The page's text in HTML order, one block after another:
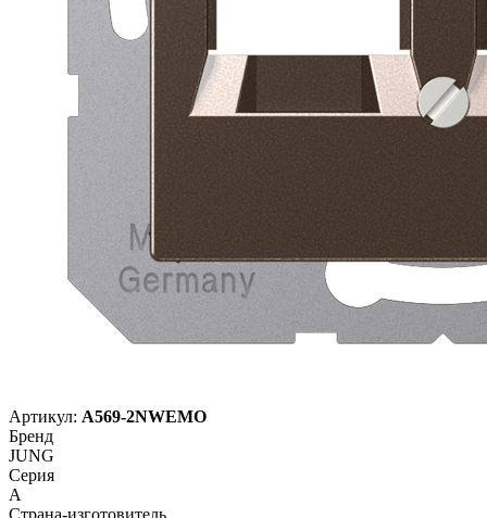
Артикул: A569-2NWEMO
Бренд
JUNG
Серия
A
Страна-изготовитель